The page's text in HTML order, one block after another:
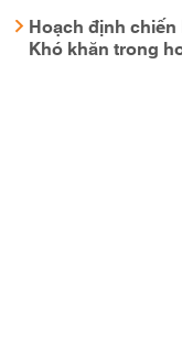
Hoạch định
Khó khăn trong